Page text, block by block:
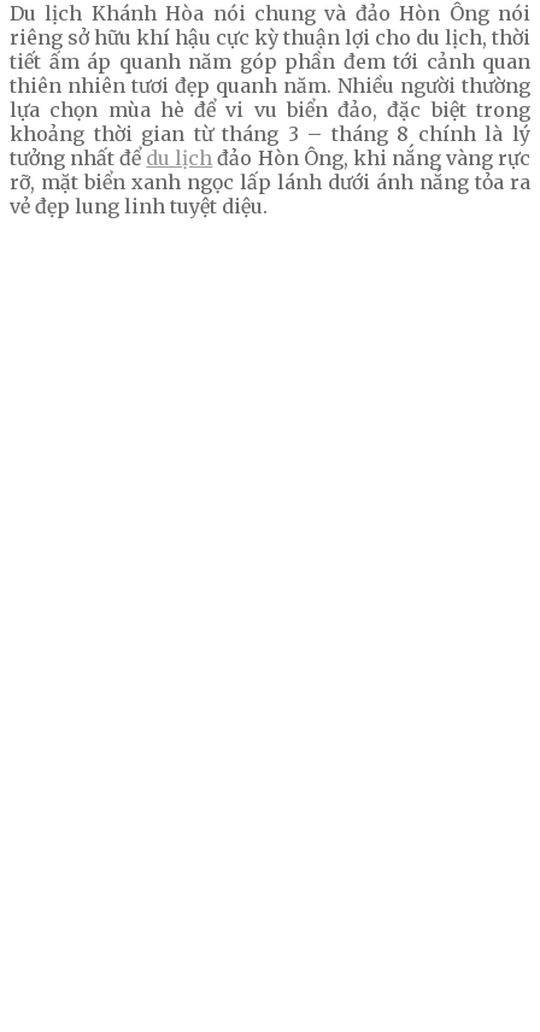
Du lịch Khánh Hòa nói chung và đảo Hòn Ông nói
riêng sở hữu khí hậu cực kỳ thuận lợi cho du lịch, thời
tiết ấm áp quanh năm góp phần đem tới cảnh quan
thiên nhiên tươi đẹp quanh năm. Nhiều người thường
lựa chọn mùa hè để vi vu biển đảo, đặc biệt trong
khoảng thời gian từ tháng 3 – tháng 8 chính là lý
tưởng nhất để du lịch đảo Hòn Ông, khi nắng vàng rực
rỡ, mặt biển xanh ngọc lấp lánh dưới ánh nắng tỏa ra
vẻ đẹp lung linh tuyệt diệu.